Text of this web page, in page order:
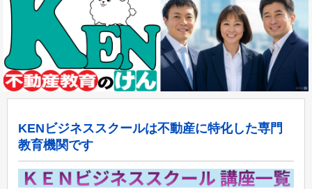
KENビジネススクールは不動産に特化した専門
教育機関です